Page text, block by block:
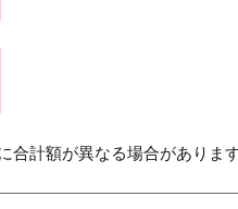
計額が異なる場合があります